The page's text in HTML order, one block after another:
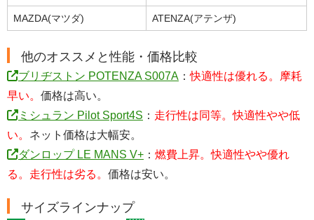
MAZDA(マツダ) ATENZA(アテンザ)
他のオススメと性能・価格比較
ブリヂストン POTENZA S007A ：快適性は優れる。摩耗
早い。 価格は高い。
ミシュラン Pilot Sport4S ： 走行性は同等。快適性やや低
い。 ネット価格は大幅安。
ダンロップ LE MANS V+ ： 燃費上昇。快適性やや優れ
る。走行性は劣る。 価格は安い。
サイズラインナップ